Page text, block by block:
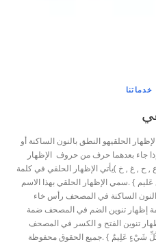
خدماتنا
الحلقيهو النطق بالنون الساكنة أو
جاء بعدهما حرف من حروف الإظهار
ح , غ , خ )يأتي الإظهار الحلقي في كلمة
} .سمي الإظهار الحلقي بهذا الاسم
الساكنة في المصحف رأس خاء
إظهار تنوين الضم في المصحف ضمة
تنوين الفتح و الكسر في المصحف
شَيْءٍ عَلِيمٌ } .جميع الحقوق محفوظة